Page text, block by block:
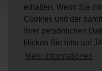
erhalten. Wenn Sie
Cookies und der
Ihrer persönlichen
klicken Sie bitte auf JA
Mehr Informationen